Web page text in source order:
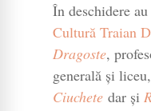
În deschidere
Cultură Traian
Dragoste,
generală și
Ciuchete dar și